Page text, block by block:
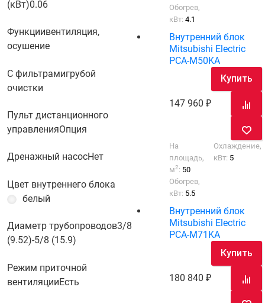
(кВт)0.06
Функциивентиляция,
осушение
С фильтрамигрубой
очистки
Пульт дистанционного
управленияОпция
Дренажный насосНет
Цвет внутреннего блока
белый
Диаметр трубопроводов3/8
(9.52)-5/8 (15.9)
Режим приточной
вентиляцииЕсть
Обогрев,
кВт:4.1
Внутренний блок
Mitsubishi Electric
PCA-M50KA
147 960
Купить
На
площадь,
м2: 50
Охлаждение,
кВт: 5
Обогрев,
кВт: 5.5
Внутренний блок
Mitsubishi Electric
PCA-M71KA
180 840
Купить